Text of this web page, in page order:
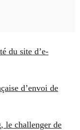
du site d’e-
d’envoi de
le challenger de